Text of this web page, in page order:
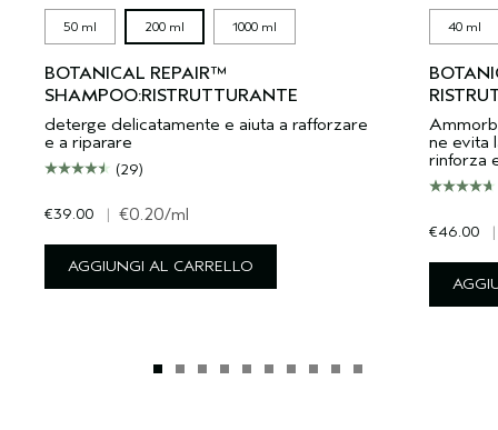
50 ml 200 ml 1000 ml
BOTANICAL REPAIR™
SHAMPOO:RISTRUTTURANTE
deterge delicatamente e aiuta a rafforzare
e a riparare
(29)
€39.00 | €0.20/ml
AGGIUNGI AL CARRELLO
40 ml
ne evita
rinforza
€46.00 |